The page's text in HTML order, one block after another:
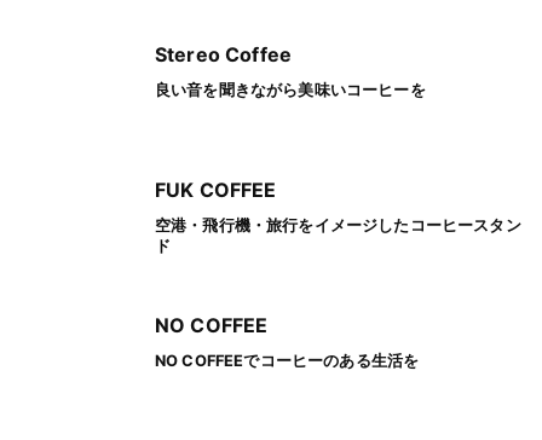
Stereo Coffee
良い音を聞きながら美味いコーヒーを
FUK COFFEE
空港・飛行機・旅行をイメージしたコーヒースタン
ド
NO COFFEE
NO COFFEEでコーヒーのある生活を